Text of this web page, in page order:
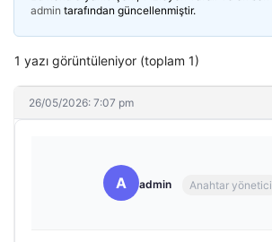
admin tarafından güncellenmiştir.
1 yazı görüntüleniyor (toplam 1)
26/05/2026: 7:07 pm
A admin Anahtar yönetici